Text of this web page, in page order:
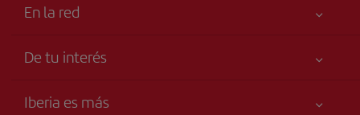
En la red
De tu interés
Accesibilidad
Iberia es más